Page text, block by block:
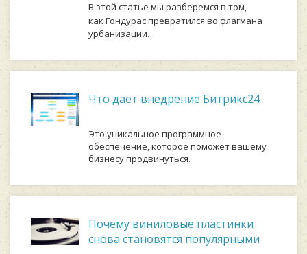
В этой статье мы разберемся в том,
как Гондурас превратился во флагмана
урбанизации.
Что дает внедрение Битрикс24
Это уникальное программное
обеспечение, которое поможет вашему
бизнесу продвинуться.
Почему виниловые пластинки
снова становятся популярными